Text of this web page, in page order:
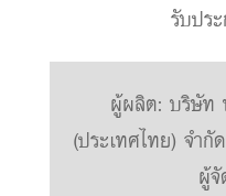
รับปร
ผู้ผลิต: บริษัท
(ประเทศไทย) จำ
ผู้